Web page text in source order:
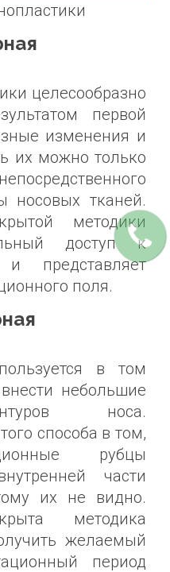
целесообразно
первой
изменения и
их можно только
носовых тканей.
методики
доступ к
представляет
поля.
в том
небольшие
носа.
способа в том,
рубцы
части
их не видно.
методика
желаемый
период